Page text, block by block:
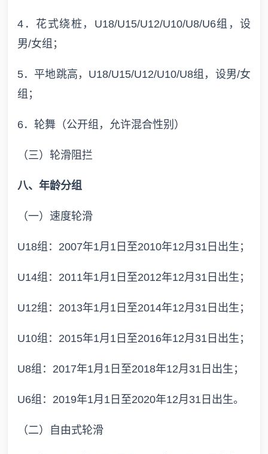
4．花式绕桩，U18/U15/U12/U10/U8/U6组，设
男/女组；
5．平地跳高，U18/U15/U12/U10/U8组，设男/女
组；
6．轮舞（公开组，允许混合性别）
（三）轮滑阻拦
八、年龄分组
（一）速度轮滑
U18组：2007年1月1日至2010年12月31日出生；
U14组：2011年1月1日至2012年12月31日出生；
U12组：2013年1月1日至2014年12月31日出生；
U10组：2015年1月1日至2016年12月31日出生；
U8组：2017年1月1日至2018年12月31日出生；
U6组：2019年1月1日至2020年12月31日出生。
（二）自由式轮滑